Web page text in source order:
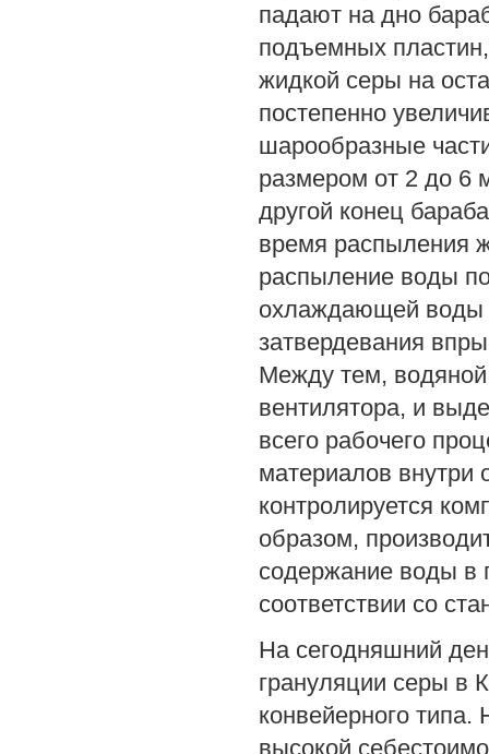
падают на дно
подъемных
жидкой серы на
постепенно
шарообразные
размером от 2 до 6
другой конец
время распыления
распыление воды
охлаждающей воды
затвердевания
Между тем,
вентилятора, и
всего рабочего
материалов внутри
контролируется
образом,
содержание воды в
соответствии со
На сегодняшний
грануляции серы в
конвейерного типа.
высокой